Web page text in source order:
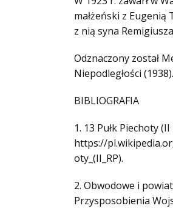
małżeński z Eugenią
z nią syna
Odznaczony został
Niepodległości (1938).
BIBLIOGRAFIA
1. 13 Pułk Piechoty (II
https://
oty_(II_RP).
2. Obwodowe i
Przysposobienia